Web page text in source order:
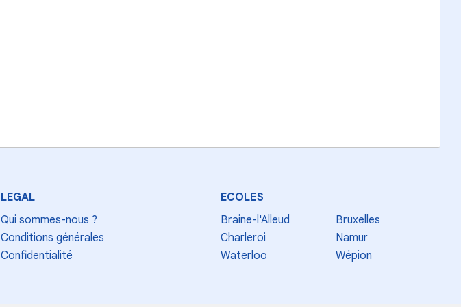
LEGAL
Qui sommes-nous ?
Conditions générales
Confidentialité
ECOLES
Braine-l'Alleud
Bruxelles
Charleroi
Namur
Waterloo
Wépion